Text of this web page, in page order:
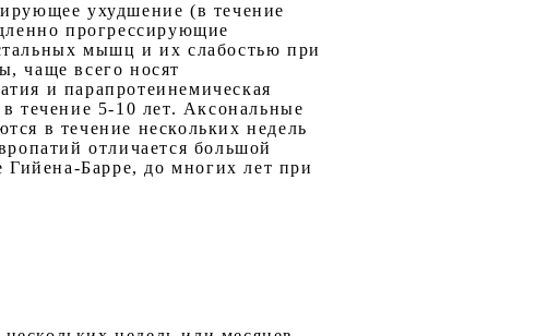
ухудшение (в течение
прогрессирующие
мышц и их слабостью при
чаще всего носят
и парапротеинемическая
течение 5-10 лет. Аксональные
в течение нескольких недель
отличается большой
Гийена-Барре, до многих лет при